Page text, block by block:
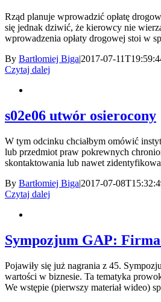
Rząd planuje wprowadzić opłatę
się jednak dziwić, że kierowcy nie
wprowadzenia opłaty drogowej stoi w
By Bartłomiej Biga|2017-07-
Czytaj dalej
s02e06 utwór osierocony
W tym odcinku chciałbym omówić
lub przedmiot praw pokrewnych
skontaktowania lub nawet
By Bartłomiej Biga|2017-07-
Czytaj dalej
Sympozjum GAP:
Pojawiły się już nagrania z 45.
wartości w biznesie. Ta tematyka
We wstępie (pierwszy materiał wideo)